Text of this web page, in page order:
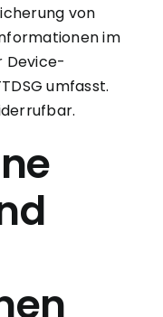
von
im
Device-
umfasst.